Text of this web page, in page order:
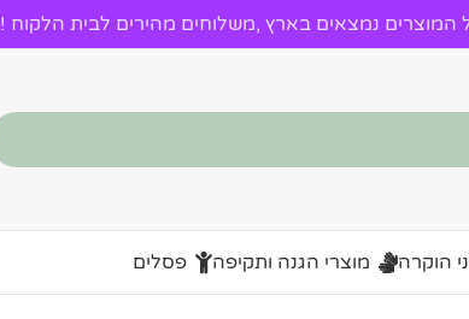
המוצרים נמצאים בארץ ,משלוחים מהירים לבית הלקוח !
הוקרה מוצרי הגנה ותקיפה פסלים